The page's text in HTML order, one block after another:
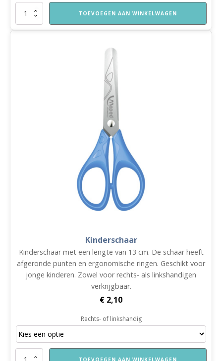
Grijs
aantal
TOEVOEGEN AAN WINKELWAGEN
Kinderschaar
Kinderschaar met een lengte van 13 cm. De schaar heeft
afgeronde punten en ergonomische ringen. Geschikt voor
jonge kinderen. Zowel voor rechts- als linkshandigen
verkrijgbaar.
€ 2,10
Rechts- of linkshandig
Kinderschaar TOEVOEGEN AAN WINKELWAGEN